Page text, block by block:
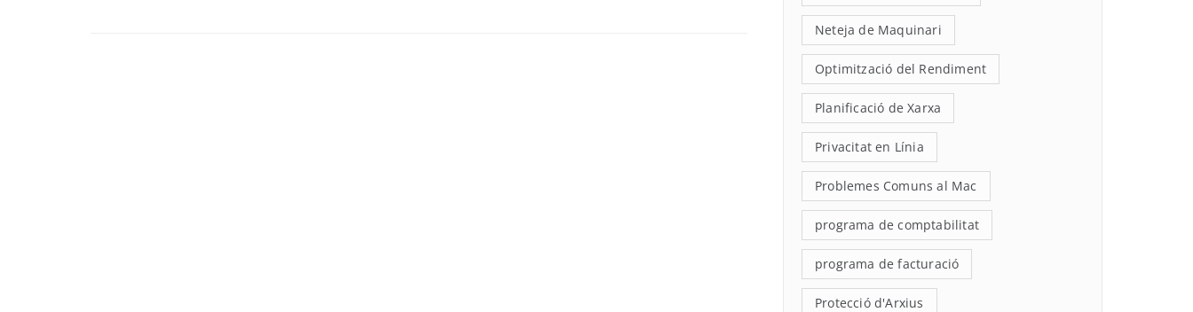
Neteja de Maquinari
Optimització del Rendiment
Planificació de Xarxa
Privacitat en Línia
Problemes Comuns al Mac
programa de comptabilitat
programa de facturació
Protecció d'Arxius